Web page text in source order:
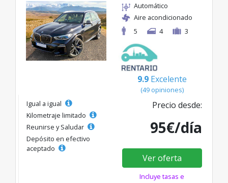
Automático
Aire acondicionado
5
4 3
9.9 Excelente
(49 opiniones)
Igual a igual
Kilometraje limitado
Reunirse y Saludar
Depósito en efectivo
aceptado
Precio desde:
95€/día
Ver oferta
Incluye tasas e